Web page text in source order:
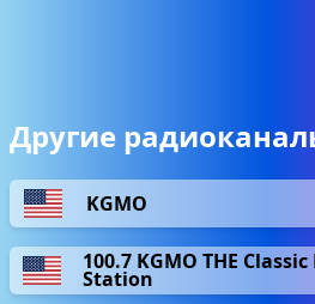
Другие
KGMO
100.7 KGMO THE Classic
Station